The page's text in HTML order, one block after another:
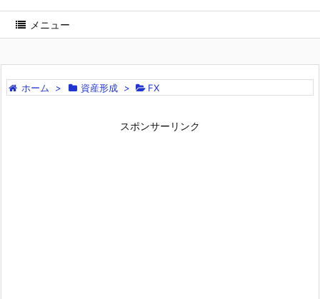
メニュー
ホーム > 資産形成 > FX
スポンサーリンク